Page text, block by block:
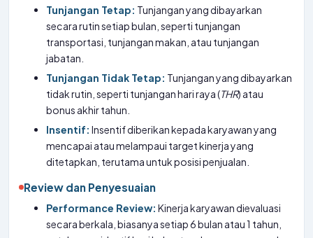
Tunjangan Tetap: Tunjangan yang dibayarkan
secara rutin setiap bulan, seperti tunjangan
transportasi, tunjangan makan, atau tunjangan
jabatan.
Tunjangan Tidak Tetap: Tunjangan yang dibayarkan
tidak rutin, seperti tunjangan hari raya (THR) atau
bonus akhir tahun.
Insentif: Insentif diberikan kepada karyawan yang
mencapai atau melampaui target kinerja yang
ditetapkan, terutama untuk posisi penjualan.
Review dan Penyesuaian
Performance Review: Kinerja karyawan dievaluasi
secara berkala, biasanya setiap 6 bulan atau 1 tahun,